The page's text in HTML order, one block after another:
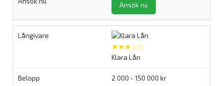
Ansök nu
★★★☆☆
Klara Lån
2 000 - 150 000 kr